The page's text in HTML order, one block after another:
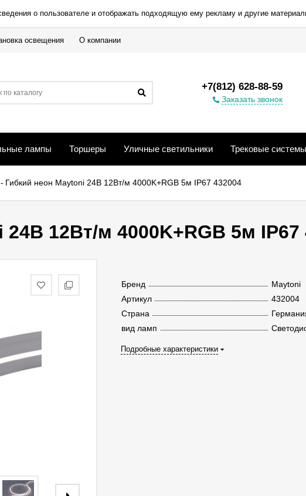
о пользователе и отображать подходящую ему рекламу и другие
освещения О компании
+7(812) 628-88-59
Заказать звонок
лампы Торшеры Уличные светильники Трековые системы
- Гибкий неон Maytoni 24В 12Вт/м 4000K+RGB 5м IP67 432004
12Вт/м 4000K+RGB 5м IP67
Бренд
Maytoni
Артикул
432004
Страна
вид ламп
Подробные характеристики